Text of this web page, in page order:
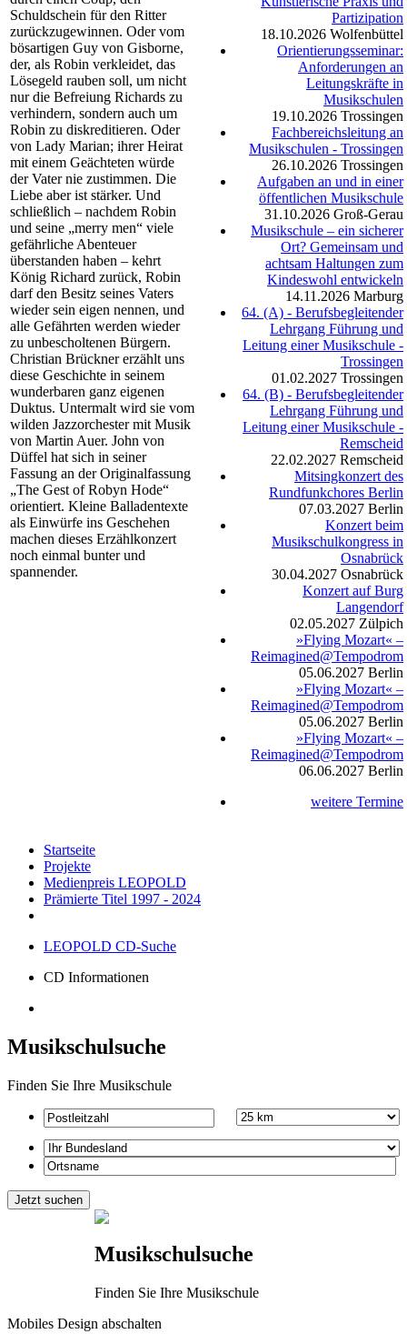
Schuldschein für den Ritter
zurückzugewinnen. Oder vom
bösartigen Guy von Gisborne,
der, als Robin verkleidet, das
Lösegeld rauben soll, um nicht
nur die Befreiung Richards zu
verhindern, sondern auch um
Robin zu diskreditieren. Oder
von Lady Marian; ihrer Heirat
mit einem Geächteten würde
der Vater nie zustimmen. Die
Liebe aber ist stärker. Und
schließlich – nachdem Robin
und seine „merry men“ viele
gefährliche Abenteuer
überstanden haben – kehrt
König Richard zurück, Robin
darf den Besitz seines Vaters
wieder sein eigen nennen, und
alle Gefährten werden wieder
zu unbescholtenen Bürgern.
Christian Brückner erzählt uns
diese Geschichte in seinem
wunderbaren ganz eigenen
Duktus. Untermalt wird sie vom
wilden Jazzorchester mit Musik
von Martin Auer. John von
Düffel hat sich in seiner
Fassung an der Originalfassung
„The Gest of Robyn Hode“
orientiert. Kleine Balladentexte
als Einwürfe ins Geschehen
machen dieses Erzählkonzert
noch einmal bunter und
spannender.
Partizipation
18.10.2026 Wolfenbüttel
Orientierungsseminar:
Anforderungen an
Leitungskräfte in
Musikschulen
19.10.2026 Trossingen
Fachbereichsleitung an
Musikschulen - Trossingen
26.10.2026 Trossingen
Aufgaben an und in einer
öffentlichen Musikschule
31.10.2026 Groß-Gerau
Musikschule – ein sicherer
Ort? Gemeinsam und
achtsam Haltungen zum
Kindeswohl entwickeln
14.11.2026 Marburg
64. (A) - Berufsbegleitender
Lehrgang Führung und
Leitung einer Musikschule -
Trossingen
01.02.2027 Trossingen
64. (B) - Berufsbegleitender
Lehrgang Führung und
Leitung einer Musikschule -
Remscheid
22.02.2027 Remscheid
Mitsingkonzert des
Rundfunkchores Berlin
07.03.2027 Berlin
Konzert beim
Musikschulkongress in
Osnabrück
30.04.2027 Osnabrück
Konzert auf Burg
Langendorf
02.05.2027 Zülpich
»Flying Mozart« –
Reimagined@Tempodrom
05.06.2027 Berlin
»Flying Mozart« –
Reimagined@Tempodrom
05.06.2027 Berlin
»Flying Mozart« –
Reimagined@Tempodrom
06.06.2027 Berlin
weitere Termine
Startseite
Projekte
Medienpreis LEOPOLD
Prämierte Titel 1997 - 2024
LEOPOLD CD-Suche
CD Informationen
Musikschulsuche
Finden Sie Ihre Musikschule
Musikschulsuche
Finden Sie Ihre Musikschule
Mobiles Design abschalten